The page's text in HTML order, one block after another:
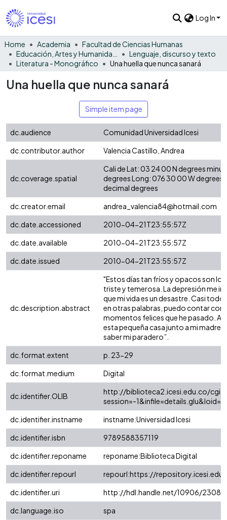
Log In
Home Academia
Facultad de Ciencias Humanas
Lenguaje, discurso y texto
Literatura - Monográfico
Una huella que nunca sanará
Una huella que nunca sanará
Simple item page
dc.audience
Comunidad Universidad Icesi
dc.contributor.author
Valencia Castillo, Andrea
dc.coverage.spatial
Cali de Lat: 03 24 00 N degrees
degrees Long: 076 30 00 W
decimal degrees
dc.creator.email
andrea_valencia84@hotmail.com
dc.date.accessioned
2010-04-21T23:55:57Z
dc.date.available
2010-04-21T23:55:57Z
dc.date.issued
2010-04-21T23:55:57Z
dc.description.abstract
"Estos días tan fríos y opacos son
triste y temerosa. La depresión me
que mi vida es un desastre. Casi
en otras palabras, puedo contar con
momentos felices que he pasado.
esta pequeña casa junto a mi madre
saber mi paradero”.
dc.format.extent
p. 23-29
dc.format.medium
Digital
dc.identifier.OLIB
http://biblioteca2.icesi.edu.co/cgi-
session=-
dc.identifier.instname
instname:Universidad Icesi
dc.identifier.isbn
9789588357119
dc.identifier.reponame
reponame:Biblioteca Digital
dc.identifier.repourl
repourl:https://
dc.identifier.uri
http://hdl.handle.net/10906/2308
dc.language.iso
spa